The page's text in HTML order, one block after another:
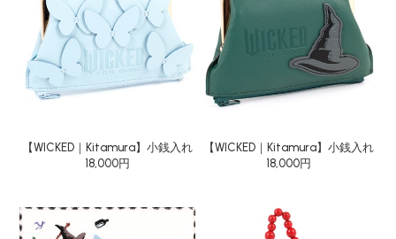
【WICKED｜Kitamura】小銭入れ
18,000円
【WICKED｜Kitamura】小銭入れ
18,000円